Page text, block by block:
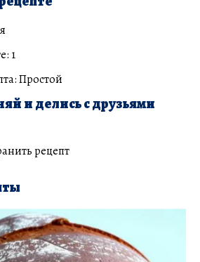
1
Простой
и делись с друзьями
рецепт